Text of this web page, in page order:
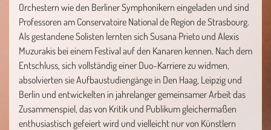
Orchestern wie den Berliner Symphonikern eingeladen und sind
Professoren am Conservatoire National de Region de Strasbourg.
Als gestandene Solisten lernten sich Susana Prieto und Alexis
Muzurakis bei einem Festival auf den Kanaren kennen. Nach dem
Entschluss, sich vollständig einer Duo-Karriere zu widmen,
absolvierten sie Aufbaustudiengänge in Den Haag, Leipzig und
Berlin und entwickelten in jahrelanger gemeinsamer Arbeit das
Zusammenspiel, das von Kritik und Publikum gleichermaßen
enthusiastisch gefeiert wird und vielleicht nur von Künstlern